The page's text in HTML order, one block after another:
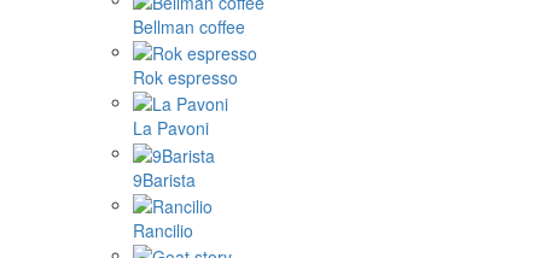
Bellman coffee
Rok espresso
La Pavoni
9Barista
Rancilio